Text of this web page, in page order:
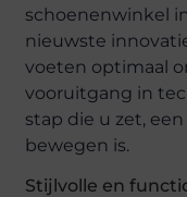
schoenenwinkel
nieuwste
voeten optimaal
vooruitgang in
stap die u zet,
bewegen is.
Stijlvolle en